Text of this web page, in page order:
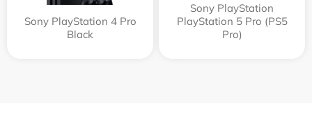
Sony PlayStation 4 Pro
Black
Sony PlayStation
PlayStation 5 Pro (PS5
Pro)